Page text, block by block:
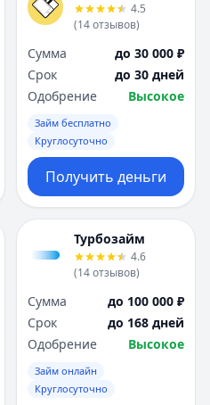
4.5
(14отзывов)
Сумма
до 30 000 ₽
Срок
до 30 дней
Одобрение
Высокое
Займ бесплатно
Круглосуточно
Получить деньги
Турбозайм
4.6
(14отзывов)
Сумма
до 100 000 ₽
Срок
до 168 дней
Одобрение
Высокое
Займ онлайн
Круглосуточно